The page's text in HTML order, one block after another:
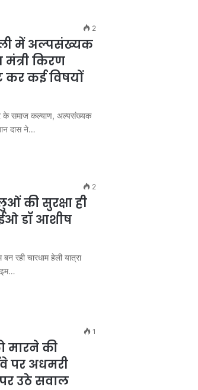
2
में अल्पसंख्यक
मंत्री किरण
कर कई ‌विषयों
के समाज कल्याण, अल्पसंख्यक
दास ने…
2
की सुरक्षा ही
डॉ आशीष
रही चारधाम हेली यात्रा
1
मारने की
पर अधमरी
उठे सवाल